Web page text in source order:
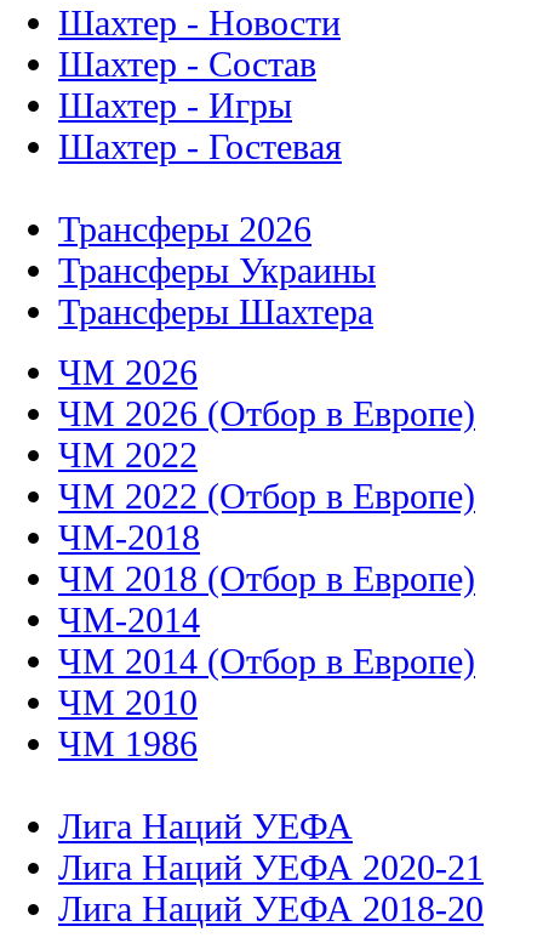
Шахтер - Новости
Шахтер - Состав
Шахтер - Игры
Шахтер - Гостевая
Трансферы 2026
Трансферы Украины
Трансферы Шахтера
ЧМ 2026
ЧМ 2026 (Отбор в Европе)
ЧМ 2022
ЧМ 2022 (Отбор в Европе)
ЧМ-2018
ЧМ 2018 (Отбор в Европе)
ЧМ-2014
ЧМ 2014 (Отбор в Европе)
ЧМ 2010
ЧМ 1986
Лига Наций УЕФА
Лига Наций УЕФА 2020-21
Лига Наций УЕФА 2018-20